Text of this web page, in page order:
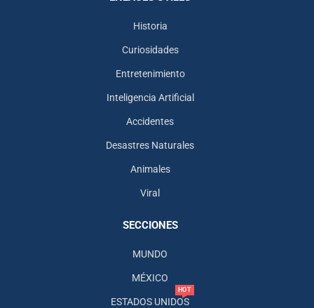
Historia
Curiosidades
Entretenimiento
Inteligencia Artificial
Accidentes
Desastres Naturales
Animales
Viral
SECCIONES
MUNDO
MÉXICO
ESTADOS UNIDOS
HOT